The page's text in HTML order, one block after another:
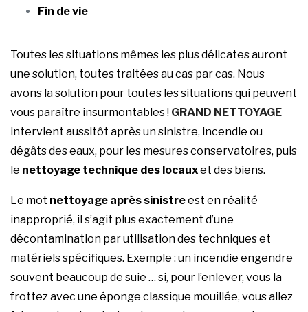
Fin de vie
Toutes les situations mêmes les plus délicates auront
une solution, toutes traitées au cas par cas. Nous
avons la solution pour toutes les situations qui peuvent
vous paraître insurmontables ! GRAND NETTOYAGE
intervient aussitôt après un sinistre, incendie ou
dégâts des eaux, pour les mesures conservatoires, puis
le nettoyage technique des locauxet des biens.
Le mot nettoyage après sinistreest en réalité
inapproprié, il s’agit plus exactement d’une
décontamination par utilisation des techniques et
matériels spécifiques. Exemple : un incendie engendre
souvent beaucoup de suie … si, pour l’enlever, vous la
frottez avec une éponge classique mouillée, vous allez